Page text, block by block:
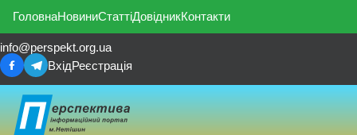
ГоловнаНовиниСтаттіДовідникКонтакти
info@perspekt.org.ua
ВхідРеєстрація